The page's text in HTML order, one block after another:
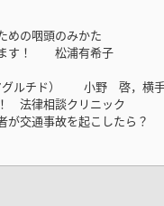
めの咽頭のみかた
す！ 松浦有希子
グルチド） 小野 啓，横
法律相談クリニック
が交通事故を起こしたら